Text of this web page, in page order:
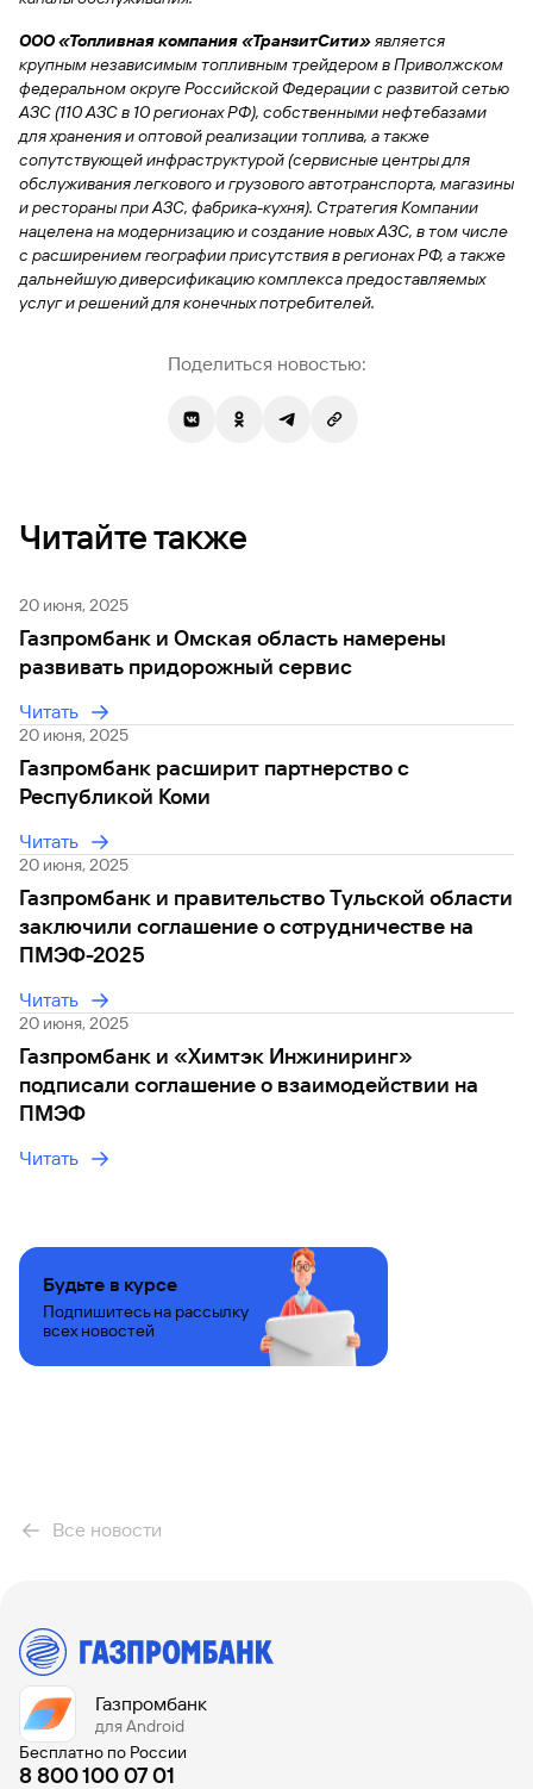
Быстрый
поиск
по
сайту
Вклады
Вклады
Все новости
ООО «Топливная компания «ТранзитСити» является
крупным независимым топливным трейдером в Приволжском
федеральном округе Российской Федерации с развитой сетью
АЗС (110 АЗС в 10 регионах РФ), собственными нефтебазами
для хранения и оптовой реализации топлива, а также
сопутствующей инфраструктурой (сервисные центры для
обслуживания легкового и грузового автотранспорта, магазины
и рестораны при АЗС, фабрика-кухня). Стратегия Компании
нацелена на модернизацию и создание новых АЗС, в том числе
с расширением географии присутствия в регионах РФ, а также
дальнейшую диверсификацию комплекса предоставляемых
услуг и решений для конечных потребителей.
Поделиться новостью:
Читайте также
20 июня, 2025
Газпромбанк и Омская область намерены
развивать придорожный сервис
Читать
20 июня, 2025
Газпромбанк расширит партнерство с
Республикой Коми
Читать
20 июня, 2025
Газпромбанк и правительство Тульской области
заключили соглашение о сотрудничестве на
ПМЭФ-2025
Читать
20 июня, 2025
Газпромбанк и «Химтэк Инжиниринг»
подписали соглашение о взаимодействии на
ПМЭФ
Читать
Будьте в курсе
Подпишитесь на рассылку
всех новостей
Газпромбанк
для Android
Бесплатно по России
8 800 100 07 01